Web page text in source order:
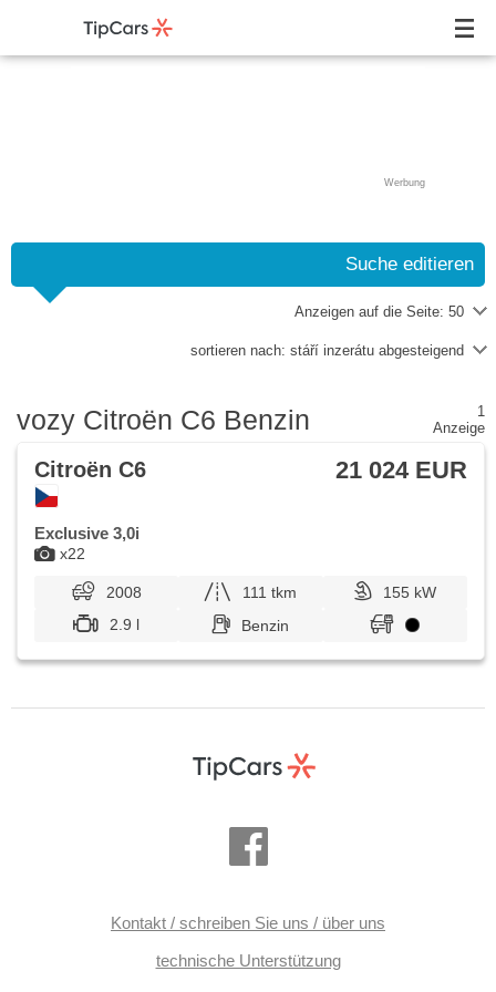
Werbung
Suche editieren
Anzeigen auf die Seite: 50
sortieren nach: stáří inzerátu abgesteigend
vozy Citroën C6 Benzin
1
Anzeige
x22
Citroën C6 21 024 EUR
Exclusive 3,0i
2008 111 tkm
155 kW
2.9 l
Benzin
Kontakt / schreiben Sie uns / über uns
technische Unterstützung